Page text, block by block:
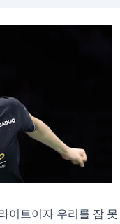
이트이자 우리를 잠